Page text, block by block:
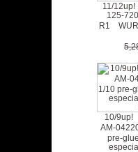
11/
125-
R1
10/
AM-
pre-